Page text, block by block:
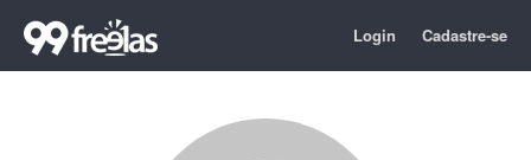
Login Cadastre-se